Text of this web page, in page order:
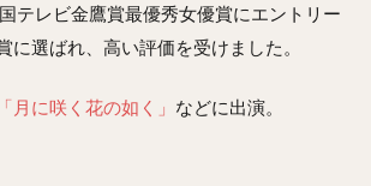
テレビ金鷹賞最優秀女優賞にエントリー
に選ばれ、高い評価を受けました。
「月に咲く花の如く」 などに出演。